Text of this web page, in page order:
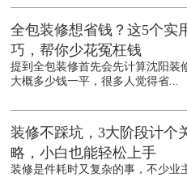
全包装修想省钱？这5个实
巧，帮你少花冤枉钱
提到全包装修首先会先计算沈阳装
大概多少钱一平，很多人觉得省...
装修不踩坑，3大阶段计个
略，小白也能轻松上手
装修是件耗时又复杂的事，不少业